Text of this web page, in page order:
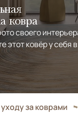
ковра
своего
этот ковёр у себя
за коврами